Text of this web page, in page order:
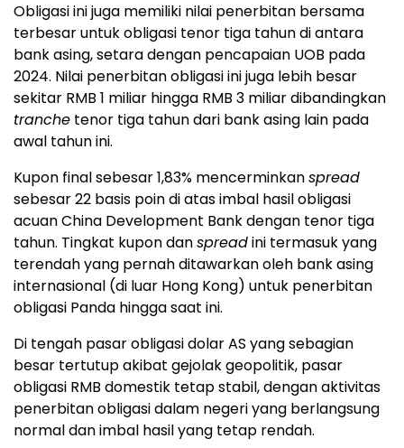
Obligasi ini juga memiliki nilai penerbitan bersama
terbesar untuk obligasi tenor tiga tahun di antara
bank asing, setara dengan pencapaian UOB pada
2024. Nilai penerbitan obligasi ini juga lebih besar
sekitar RMB 1 miliar hingga RMB 3 miliar dibandingkan
tranche tenor tiga tahun dari bank asing lain pada
awal tahun ini.
Kupon final sebesar 1,83% mencerminkanspread
sebesar 22 basis poin di atas imbal hasil obligasi
acuan China Development Bank dengan tenor tiga
tahun. Tingkat kupon danspreadini termasuk yang
terendah yang pernah ditawarkan oleh bank asing
internasional (di luar Hong Kong) untuk penerbitan
obligasi Panda hingga saat ini.
Di tengah pasar obligasi dolar AS yang sebagian
besar tertutup akibat gejolak geopolitik, pasar
obligasi RMB domestik tetap stabil, dengan aktivitas
penerbitan obligasi dalam negeri yang berlangsung
normal dan imbal hasil yang tetap rendah.